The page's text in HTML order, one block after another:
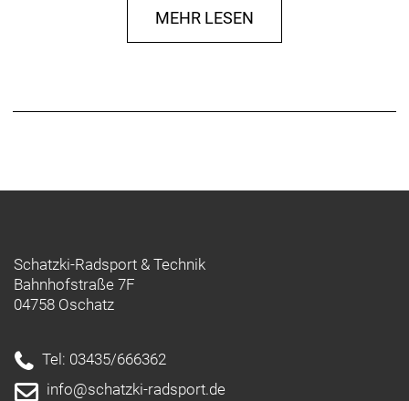
Sattel: Prologo Akero
Tretlager: Shimano Pressfit Road BB86
Kurbelsatz:
Rahmenmaterial: Carbon
MEHR LESEN
Schatzki-Radsport & Technik
Bahnhofstraße 7F
04758 Oschatz
Tel: 03435/666362
info@schatzki-radsport.de